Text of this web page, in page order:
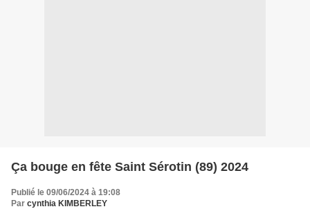
Ça bouge en fête Saint Sérotin (89) 2024
Publié le 09/06/2024 à 19:08
Par cynthia KIMBERLEY